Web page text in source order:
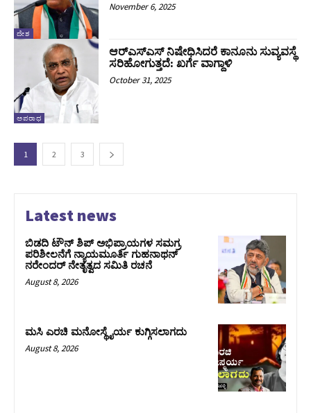
ದೇಶ
November 6, 2025
ಅಪರಾಧ
ಆರ್‌ಎಸ್‌ಎಸ್‌ ನಿಷೇಧಿಸಿದರೆ ಕಾನೂನು ಸುವ್ಯವಸ್ಥೆ
ಸರಿಹೋಗುತ್ತದೆ: ಖರ್ಗೆ ವಾಗ್ದಾಳಿ
October 31, 2025
1 2 3
Latest news
ಬಿಡದಿ ಟೌನ್ ಶಿಪ್ ಅಭಿಪ್ರಾಯಗಳ ಸಮಗ್ರ
ಪರಿಶೀಲನೆಗೆ ನ್ಯಾಯಮೂರ್ತಿ ಗುಹನಾಥನ್
ನರೇಂದರ್ ನೇತೃತ್ವದ ಸಮಿತಿ ರಚನೆ
August 8, 2026
ಮಸಿ ಎರಚಿ ಮನೋಸ್ಥೈರ್ಯ ಕುಗ್ಗಿಸಲಾಗದು
August 8, 2026